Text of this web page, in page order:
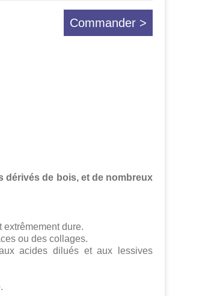
Commander >
dérivés de bois, et de nombreux
extrêmement dure.
ou des collages.
acides dilués et aux lessives
.